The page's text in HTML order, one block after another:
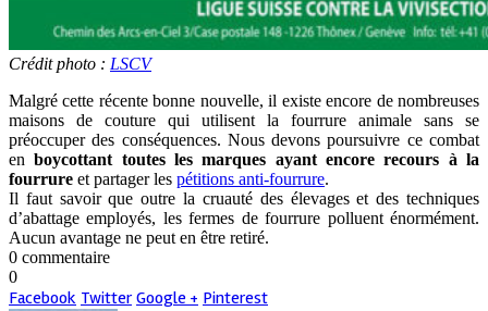
Crédit photo : LSCV
Malgré cette récente bonne nouvelle, il existe encore de nombreuses
maisons de couture qui utilisent la fourrure animale sans se
préoccuper des conséquences. Nous devons poursuivre ce combat
enboycottant toutes les marques ayant encore recours à la
fourrure et partager les pétitions anti-fourrure.
Il faut savoir que outre la cruauté des élevages et des techniques
d’abattage employés, les fermes de fourrure polluent énormément.
Aucun avantage ne peut en être retiré.
0 commentaire
0
Facebook Twitter Google + Pinterest